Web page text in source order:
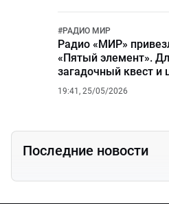
#РАДИО МИР
Радио «МИР»
«Пятый элемент».
загадочный квест и
19:41, 25/05/2026
Последние новости